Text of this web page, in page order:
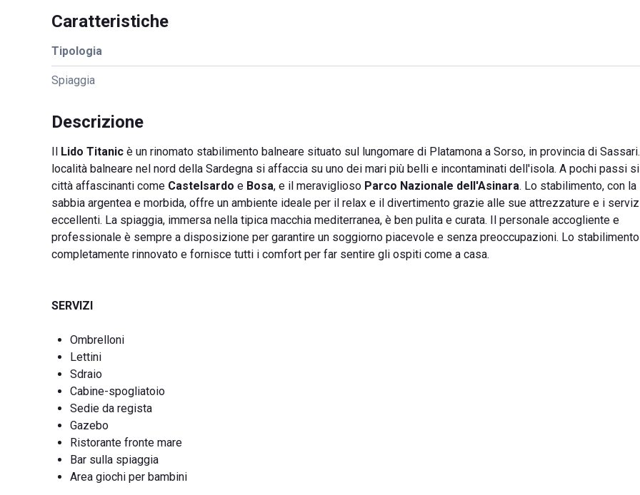
Caratteristiche
Tipologia
Spiaggia
Descrizione
Il Lido Titanic è un rinomato stabilimento balneare situato sul lungomare di Platamona a Sorso, in provincia di
località balneare nel nord della Sardegna si affaccia su uno dei mari più belli e incontaminati dell'isola. A pochi passi
città affascinanti come Castelsardo e Bosa, e il meraviglioso Parco Nazionale dell'Asinara. Lo stabilimento, con la
sabbia argentea e morbida, offre un ambiente ideale per il relax e il divertimento grazie alle sue attrezzature e i
eccellenti. La spiaggia, immersa nella tipica macchia mediterranea, è ben pulita e curata. Il personale accogliente e
professionale è sempre a disposizione per garantire un soggiorno piacevole e senza preoccupazioni. Lo
completamente rinnovato e fornisce tutti i comfort per far sentire gli ospiti come a casa.
SERVIZI
Ombrelloni
Lettini
Sdraio
Cabine-spogliatoio
Sedie da regista
Gazebo
Ristorante fronte mare
Bar sulla spiaggia
Area giochi per bambini